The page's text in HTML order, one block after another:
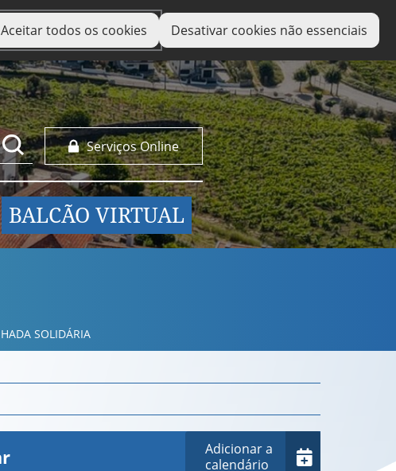
Aceitar todos os cookies Desativar cookies não essenciais
Serviços Online
BALCÃO VIRTUAL
SOLIDÁRIA
Adicionar a
calendário